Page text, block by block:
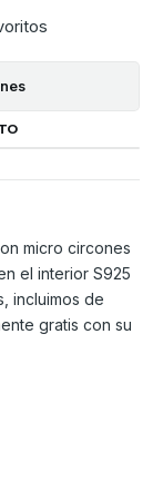
micro circones
el interior S925
incluimos de
gratis con su